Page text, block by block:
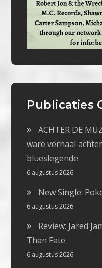
Publicaties
ACHTER DE
ware verhaal
blueslegende
6 augustus 2026
New Single:
6 augustus 2026
Review: Jared
Than Fate
6 augustus 2026